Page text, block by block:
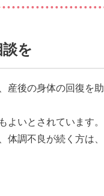
を
産後の身体の回復を助
よいとされています。
体調不良が続く方は、